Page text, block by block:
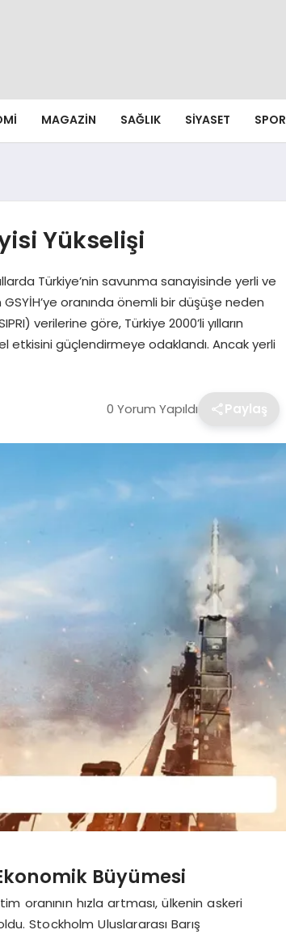
MAGAZIN SAĞLIK SIYASET SPOR
Yükselişi
Türkiye’nin savunma sanayisinde yerli ve
oranında önemli bir düşüşe neden
verilerine göre, Türkiye 2000’li yılların
etkisini güçlendirmeye odaklandı. Ancak yerli
0 Yorum Yapıldı Paylaş
Büyümesi
oranının hızla artması, ülkenin askeri
Stockholm Uluslararası Barış